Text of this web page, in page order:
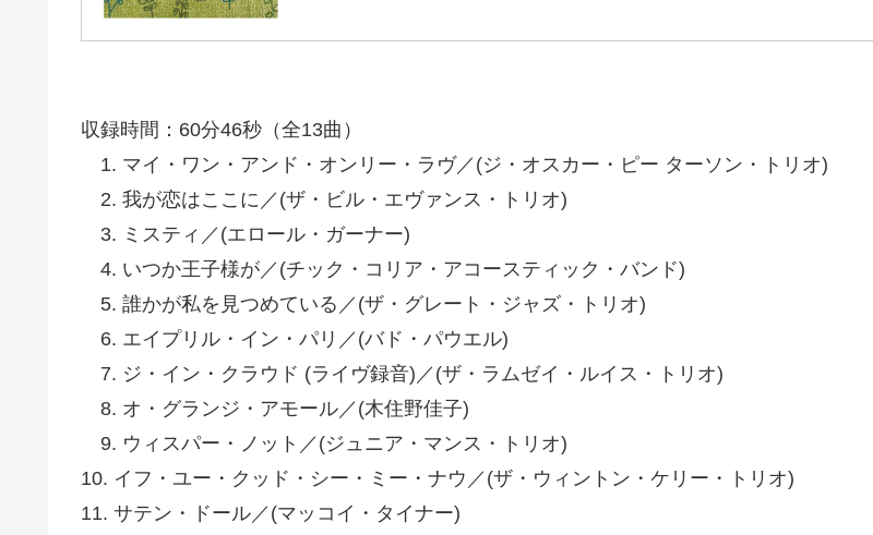
収録時間：60分46秒（全13曲）
1. マイ・ワン・アンド・オンリー・ラヴ／(ジ・オスカー・ピー ターソン・トリオ)
2. 我が恋はここに／(ザ・ビル・エヴァンス・トリオ)
3. ミスティ／(エロール・ガーナー)
4. いつか王子様が／(チック・コリア・アコースティック・バンド)
5. 誰かが私を見つめている／(ザ・グレート・ジャズ・トリオ)
6. エイプリル・イン・パリ／(バド・パウエル)
7. ジ・イン・クラウド (ライヴ録音)／(ザ・ラムゼイ・ルイス・トリオ)
8. オ・グランジ・アモール／(木住野佳子)
9. ウィスパー・ノット／(ジュニア・マンス・トリオ)
10. イフ・ユー・クッド・シー・ミー・ナウ／(ザ・ウィントン・ケリー・トリオ)
11. サテン・ドール／(マッコイ・タイナー)